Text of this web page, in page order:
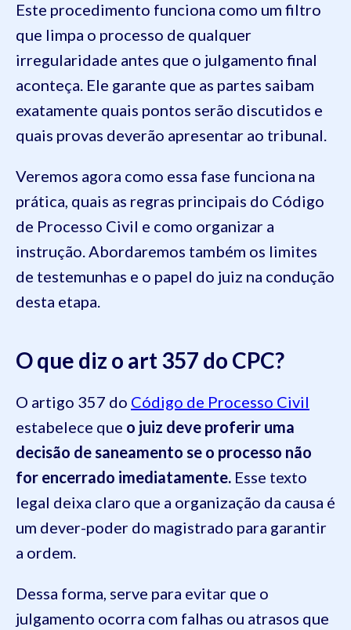
Este procedimento funciona como um filtro
que limpa o processo de qualquer
irregularidade antes que o julgamento final
aconteça. Ele garante que as partes saibam
exatamente quais pontos serão discutidos e
quais provas deverão apresentar ao tribunal.
Veremos agora como essa fase funciona na
prática, quais as regras principais do Código
de Processo Civil e como organizar a
instrução. Abordaremos também os limites
de testemunhas e o papel do juiz na condução
desta etapa.
O que diz o art 357 do CPC?
O artigo 357 do Código de Processo Civil
estabelece que o juiz deve proferir uma
decisão de saneamento se o processo não
for encerrado imediatamente. Esse texto
legal deixa claro que a organização da causa é
um dever-poder do magistrado para garantir
a ordem.
Dessa forma, serve para evitar que o
julgamento ocorra com falhas ou atrasos que